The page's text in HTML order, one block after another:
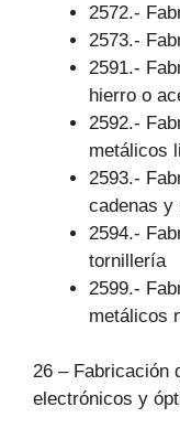
2572.-
2573.-
2591.-
hierro o
2592.-
metálicos
2593.-
cadenas y
2594.-
tornillería
2599.-
metálicos
26 – Fabricación
electrónicos y